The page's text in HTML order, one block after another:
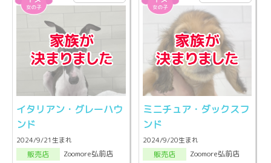
イタリアン・グレーハウ
ンド
2024/9/21生まれ
販売店
Zoomore弘前店
ミニチュア・ダックスフ
ンド
2024/9/20生まれ
販売店
Zoomore弘前店